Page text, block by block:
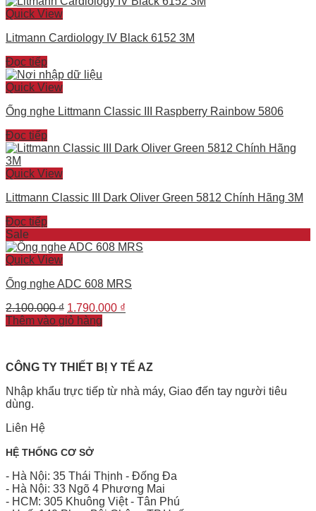
Quick View
Litmann Cardiology IV Black 6152 3M
Đọc tiếp
Quick View
Ống nghe Littmann Classic III Raspberry Rainbow 5806
Đọc tiếp
Quick View
Littmann Classic III Dark Oliver Green 5812 Chính Hãng 3M
Đọc tiếp
Sale
Quick View
Ống nghe ADC 608 MRS
2.100.000₫ Original
price
1.790.000 ₫
Thêm vào giỏ hàng
CÔNG TY THIẾT BỊ Y TẾ AZ
Nhập khẩu trực tiếp từ nhà máy, Giao đến tay người tiêu
dùng.
Liên Hệ
HỆ THỐNG CƠ SỞ
- Hà Nội: 35 Thái Thịnh - Đống Đa
- Hà Nội: 33 Ngõ 4 Phương Mai
- HCM: 305 Khuông Việt - Tân Phú